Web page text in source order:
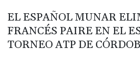
fronterizos
Exabogado de Trump listo para ser
general de EEUU
EL ESPAÑOL MUNAR
FRANCÉS PAIRE EN EL
TORNEO ATP DE